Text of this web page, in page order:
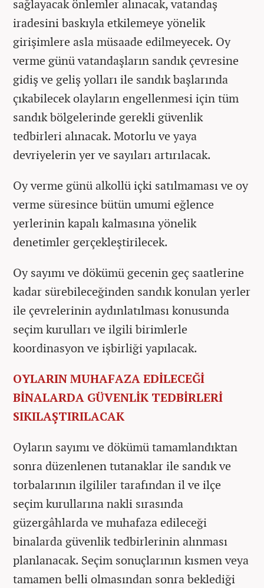
sağlayacak önlemler alınacak, vatandaş
iradesini baskıyla etkilemeye yönelik
girişimlere asla müsaade edilmeyecek. Oy
verme günü vatandaşların sandık çevresine
gidiş ve geliş yolları ile sandık başlarında
çıkabilecek olayların engellenmesi için tüm
sandık bölgelerinde gerekli güvenlik
tedbirleri alınacak. Motorlu ve yaya
devriyelerin yer ve sayıları artırılacak.
Oy verme günü alkollü içki satılmaması ve oy
verme süresince bütün umumi eğlence
yerlerinin kapalı kalmasına yönelik
denetimler gerçekleştirilecek.
Oy sayımı ve dökümü gecenin geç saatlerine
kadar sürebileceğinden sandık konulan yerler
ile çevrelerinin aydınlatılması konusunda
seçim kurulları ve ilgili birimlerle
koordinasyon ve işbirliği yapılacak.
OYLARIN MUHAFAZA EDİLECEĞİ
BİNALARDA GÜVENLİK TEDBİRLERİ
SIKILAŞTIRILACAK
Oyların sayımı ve dökümü tamamlandıktan
sonra düzenlenen tutanaklar ile sandık ve
torbalarının ilgililer tarafından il ve ilçe
seçim kurullarına nakli sırasında
güzergâhlarda ve muhafaza edileceği
binalarda güvenlik tedbirlerinin alınması
planlanacak. Seçim sonuçlarının kısmen veya
tamamen belli olmasından sonra beklediği